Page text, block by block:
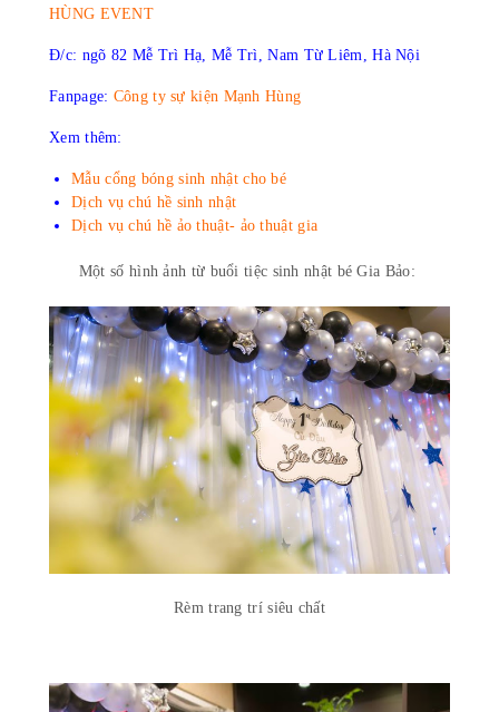
HÙNG EVENT
Đ/c: ngõ 82 Mễ Trì Hạ, Mễ Trì, Nam Từ Liêm, Hà Nội
Fanpage: Công ty sự kiện Mạnh Hùng
Xem thêm:
Mẫu cổng bóng sinh nhật cho bé
Dịch vụ chú hề sinh nhật
Dịch vụ chú hề ảo thuật- ảo thuật gia
Một số hình ảnh từ buổi tiệc sinh nhật bé Gia Bảo:
Rèm trang trí siêu chất